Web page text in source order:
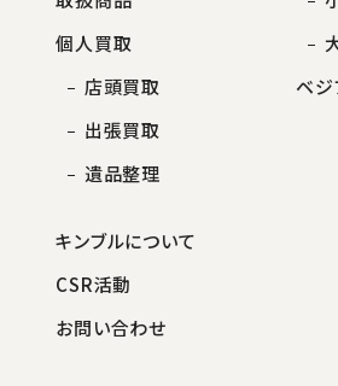
個人買取
店頭買取
出張買取
遺品整理
ベジ
キンブルについて
CSR活動
お問い合わせ